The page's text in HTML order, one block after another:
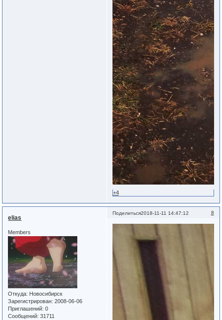
+4
Поделиться 8
2018-11-11 14:47:12
elias
Members
Откуда: Новосибирск
Зарегистрирован: 2008-06-06
Приглашений: 0
Сообщений: 31711